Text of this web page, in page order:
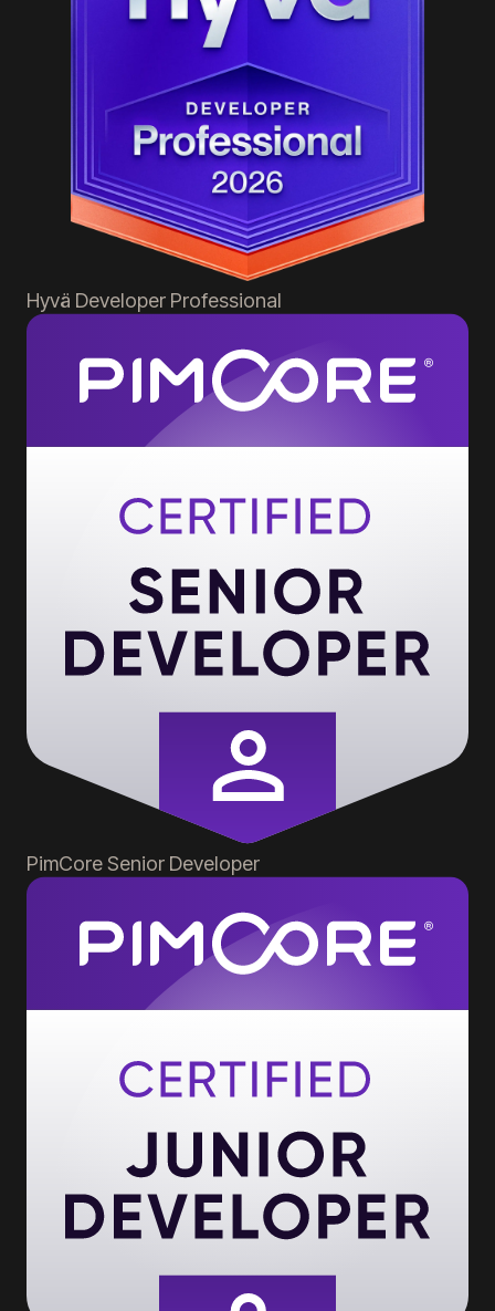
Hyvä Developer Professional
PimCore Senior Developer